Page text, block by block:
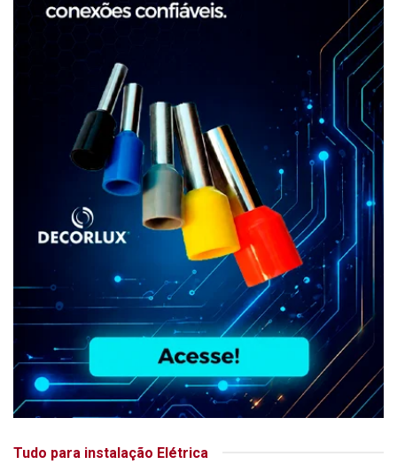
Tudo para instalação Elétrica